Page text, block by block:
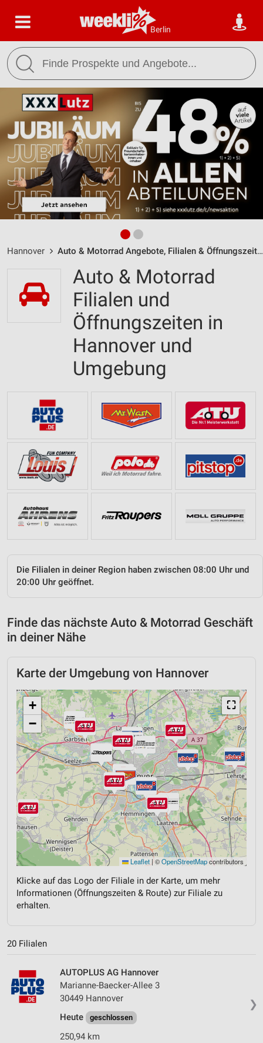
Berlin
Hannover Auto & Motorrad Angebote, Filialen & Öffnungszeiten
Auto & Motorrad
Filialen und
Öffnungszeiten in
Hannover und
Umgebung
Die Filialen in deiner Region haben zwischen 08:00 Uhr und
20:00 Uhr geöffnet.
Finde das nächste Auto & Motorrad Geschäft
in deiner Nähe
Karte der Umgebung von Hannover
⛶
+
−
Leaflet | ©OpenStreetMapcontributors
Klicke auf das Logo der Filiale in der Karte, um mehr
Informationen (Öffnungszeiten & Route) zur Filiale zu
erhalten.
20 Filialen
❯
AUTOPLUS AG Hannover
Marianne-Baecker-Allee 3
30449 Hannover
Heute
geschlossen
250,94 km